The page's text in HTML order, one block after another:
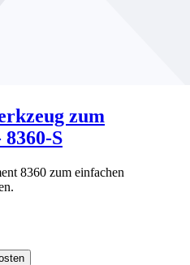
zum
S
8360 zum einfachen